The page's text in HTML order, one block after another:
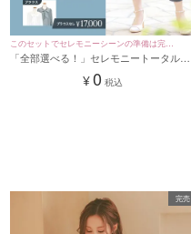
このセットでセレモニーシーンの準備は完璧
♪「全部選べる！」セレモニートータルコ
ーデセット (ドレス1点＋バッグ1点＋ア
クセ1点＋靴1足+ブラウス1点/5点19800
¥0 税込
完売